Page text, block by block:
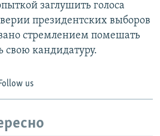
заглушить голоса
президентских выборов
стремлением помешать
свою кандидатуру.
us